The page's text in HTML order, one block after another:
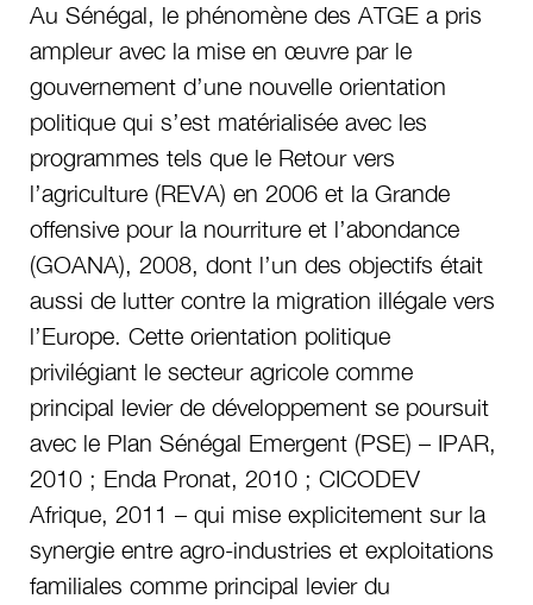
Au Sénégal, le phénomène des ATGE a pris
ampleur avec la mise en œuvre par le
gouvernement d’une nouvelle orientation
politique qui s’est matérialisée avec les
programmes tels que le Retour vers
l’agriculture (REVA) en 2006 et la Grande
offensive pour la nourriture et l’abondance
(GOANA), 2008, dont l’un des objectifs était
aussi de lutter contre la migration illégale vers
l’Europe. Cette orientation politique
privilégiant le secteur agricole comme
principal levier de développement se poursuit
avec le Plan Sénégal Emergent (PSE) – IPAR,
2010 ; Enda Pronat, 2010 ; CICODEV
Afrique, 2011 – qui mise explicitement sur la
synergie entre agro-industries et exploitations
familiales comme principal levier du